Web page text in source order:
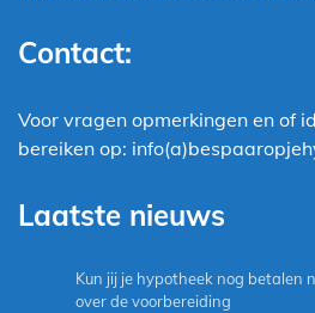
Contact:
Voor vragen opmerkingen en of
bereiken op:
Laatste nieuws
Kun jij je hypotheek nog betalen
over de voorbereiding